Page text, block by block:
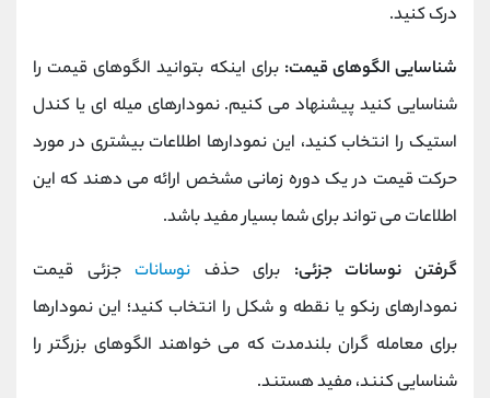
درک کنید.
شناسایی الگوهای قیمت: برای اینکه بتوانید الگوهای قیمت را
شناسایی کنید پیشنهاد می کنیم. نمودارهای میله ای یا کندل
استیک را انتخاب کنید، این نمودارها اطلاعات بیشتری در مورد
حرکت قیمت در یک دوره زمانی مشخص ارائه می ‌دهند که این
اطلاعات می تواند برای شما بسیار مفید باشد.
گرفتن نوسانات جزئی: برای حذف نوسانات جزئی قیمت
نمودارهای رنکو یا نقطه و شکل را انتخاب کنید؛ این نمودارها
برای معامله ‌گران بلندمدت که می ‌خواهند الگوهای بزرگتر را
شناسایی کنند، مفید هستند.